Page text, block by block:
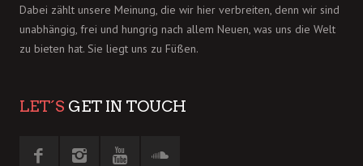
Dabei zählt unsere Meinung, die wir hier verbreiten, denn wir sind
unabhängig, frei und hungrig nach allem Neuen, was uns die Welt
zu bieten hat. Sie liegt uns zu Füßen.
LET´S GET IN TOUCH